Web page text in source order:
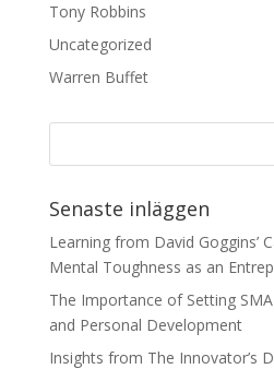
Tony Robbins
Uncategorized
Warren Buffet
Senaste inläggen
Learning from David Goggins’
Mental Toughness as an
The Importance of Setting
and Personal Development
Insights from The Innovator’s